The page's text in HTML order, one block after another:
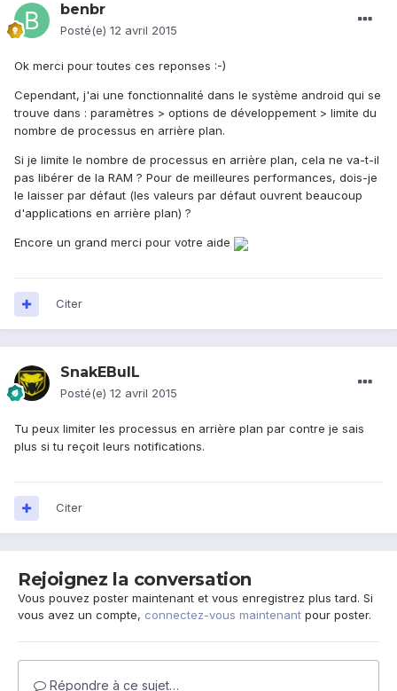
benbr
Posté(e) 12 avril 2015
Ok merci pour toutes ces reponses :-)
Cependant, j'ai une fonctionnalité dans le système android qui se
trouve dans : paramètres > options de développement > limite du
nombre de processus en arrière plan.
Si je limite le nombre de processus en arrière plan, cela ne va-t-il
pas libérer de la RAM ? Pour de meilleures performances, dois-je
le laisser par défaut (les valeurs par défaut ouvrent beaucoup
d'applications en arrière plan) ?
Encore un grand merci pour votre aide
Citer
SnakEBulL
Posté(e) 12 avril 2015
Tu peux limiter les processus en arrière plan par contre je sais
plus si tu reçoit leurs notifications.
Citer
Rejoignez la conversation
Vous pouvez poster maintenant et vous enregistrez plus tard. Si
vous avez un compte, connectez-vous maintenant pour poster.
Répondre à ce sujet…